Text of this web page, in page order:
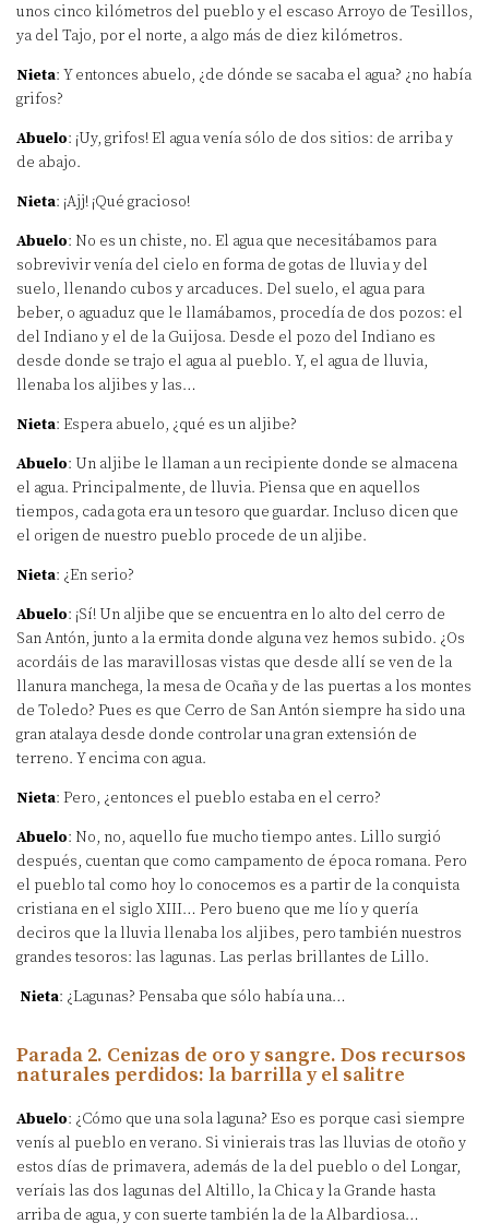
unos cinco kilómetros del pueblo y el escaso Arroyo de Tesillos,
ya del Tajo, por el norte, a algo más de diez kilómetros.
Nieta: Y entonces abuelo, ¿de dónde se sacaba el agua? ¿no había
grifos?
Abuelo: ¡Uy, grifos! El agua venía sólo de dos sitios: de arriba y
de abajo.
Nieta: ¡Ajj! ¡Qué gracioso!
Abuelo: No es un chiste, no. El agua que necesitábamos para
sobrevivir venía del cielo en forma de gotas de lluvia y del
suelo, llenando cubos y arcaduces. Del suelo, el agua para
beber, o aguaduz que le llamábamos, procedía de dos pozos: el
del Indiano y el de la Guijosa. Desde el pozo del Indiano es
desde donde se trajo el agua al pueblo. Y, el agua de lluvia,
llenaba los aljibes y las…
Nieta: Espera abuelo, ¿qué es un aljibe?
Abuelo: Un aljibe le llaman a un recipiente donde se almacena
el agua. Principalmente, de lluvia. Piensa que en aquellos
tiempos, cada gota era un tesoro que guardar. Incluso dicen que
el origen de nuestro pueblo procede de un aljibe.
Nieta: ¿En serio?
Abuelo: ¡Sí! Un aljibe que se encuentra en lo alto del cerro de
San Antón, junto a la ermita donde alguna vez hemos subido. ¿Os
acordáis de las maravillosas vistas que desde allí se ven de la
llanura manchega, la mesa de Ocaña y de las puertas a los montes
de Toledo? Pues es que Cerro de San Antón siempre ha sido una
gran atalaya desde donde controlar una gran extensión de
terreno. Y encima con agua.
Nieta: Pero, ¿entonces el pueblo estaba en el cerro?
Abuelo: No, no, aquello fue mucho tiempo antes. Lillo surgió
después, cuentan que como campamento de época romana. Pero
el pueblo tal como hoy lo conocemos es a partir de la conquista
cristiana en el siglo XIII… Pero bueno que me lío y quería
deciros que la lluvia llenaba los aljibes, pero también nuestros
grandes tesoros: las lagunas. Las perlas brillantes de Lillo.
Nieta: ¿Lagunas? Pensaba que sólo había una…
Parada 2. Cenizas de oro y sangre. Dos recursos
naturales perdidos: la barrilla y el salitre
Abuelo: ¿Cómo que una sola laguna? Eso es porque casi siempre
venís al pueblo en verano. Si vinierais tras las lluvias de otoño y
estos días de primavera, además de la del pueblo o del Longar,
veríais las dos lagunas del Altillo, la Chica y la Grande hasta
arriba de agua, y con suerte también la de la Albardiosa…